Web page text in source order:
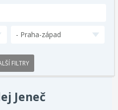
- Praha-západ
FILTRY
Jeneč